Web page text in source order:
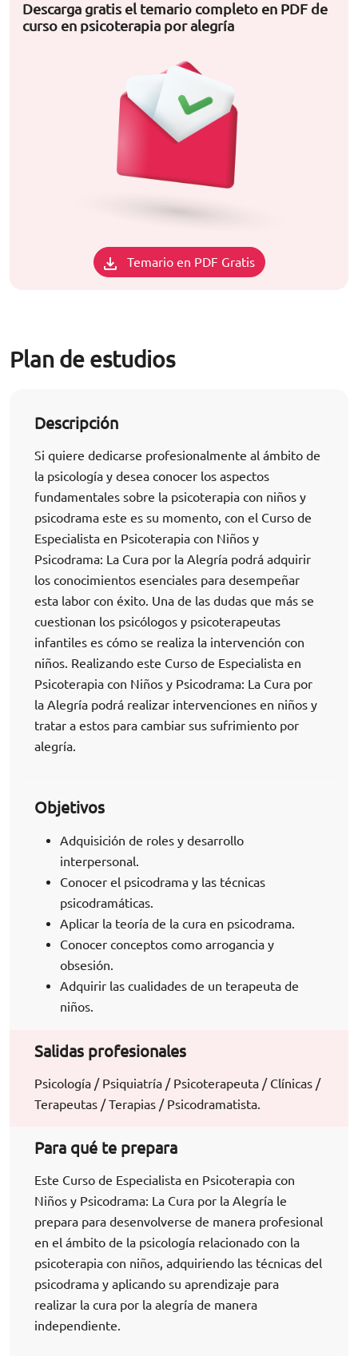
Descarga gratis el temario completo en PDF de
curso en psicoterapia por alegría
Temario en PDF Gratis
Plan de estudios
Descripción
Si quiere dedicarse profesionalmente al ámbito de
la psicología y desea conocer los aspectos
fundamentales sobre la psicoterapia con niños y
psicodrama este es su momento, con el Curso de
Especialista en Psicoterapia con Niños y
Psicodrama: La Cura por la Alegría podrá adquirir
los conocimientos esenciales para desempeñar
esta labor con éxito. Una de las dudas que más se
cuestionan los psicólogos y psicoterapeutas
infantiles es cómo se realiza la intervención con
niños. Realizando este Curso de Especialista en
Psicoterapia con Niños y Psicodrama: La Cura por
la Alegría podrá realizar intervenciones en niños y
tratar a estos para cambiar sus sufrimiento por
alegría.
Objetivos
Adquisición de roles y desarrollo
interpersonal.
Conocer el psicodrama y las técnicas
psicodramáticas.
Aplicar la teoría de la cura en psicodrama.
Conocer conceptos como arrogancia y
obsesión.
Adquirir las cualidades de un terapeuta de
niños.
Salidas profesionales
Psicología / Psiquiatría / Psicoterapeuta / Clínicas /
Terapeutas / Terapias / Psicodramatista.
Para qué te prepara
Este Curso de Especialista en Psicoterapia con
Niños y Psicodrama: La Cura por la Alegría le
prepara para desenvolverse de manera profesional
en el ámbito de la psicología relacionado con la
psicoterapia con niños, adquiriendo las técnicas del
psicodrama y aplicando su aprendizaje para
realizar la cura por la alegría de manera
independiente.